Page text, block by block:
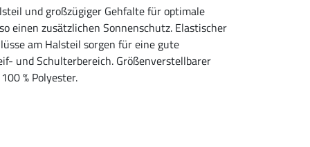
und großzügiger Gehfalte für optimale
einen zusätzlichen Sonnenschutz. Elastischer
am Halsteil sorgen für eine gute
und Schulterbereich. Größenverstellbarer
% Polyester.